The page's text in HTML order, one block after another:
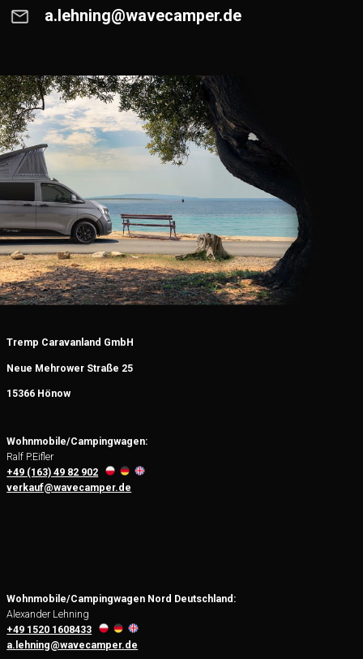
a.lehning@wavecamper.de
Tremp Caravanland GmbH
Neue Mehrower Straße 25
15366 Hönow
Wohnmobile/Campingwagen:
Ralf P.Eifler
+49 (163) 49 82 902
verkauf@wavecamper.de
Wohnmobile/Campingwagen Nord Deutschland :
Alexander Lehning
+49 1520 1608433
a.lehning@wavecamper.de